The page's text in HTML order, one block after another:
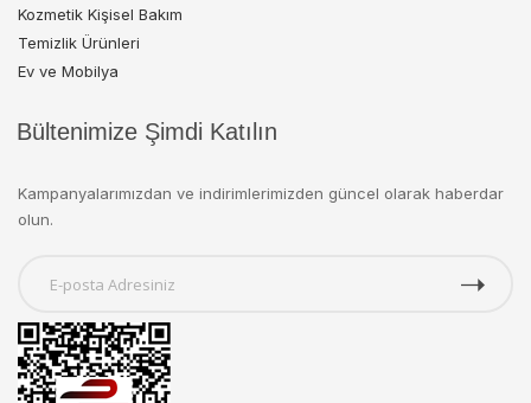
Kozmetik Kişisel Bakım
Temizlik Ürünleri
Ev ve Mobilya
Bültenimize Şimdi Katılın
Kampanyalarımızdan ve indirimlerimizden güncel olarak haberdar
olun.